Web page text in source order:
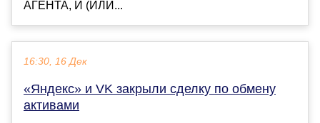
АГЕНТА, И (ИЛИ...
16:30, 16 Дек
«Яндекс» и VK закрыли сделку по обмену
активами